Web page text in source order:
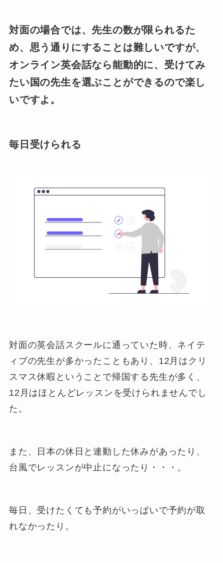
対面の場合では、先生の数が限られるた
め、思う通りにすることは難しいですが、
オンライン英会話なら能動的に、受けてみ
たい国の先生を選ぶことができるので楽し
いですよ。
毎日受けられる
対面の英会話スクールに通っていた時、ネイテ
ィブの先生が多かったこともあり、12月はクリ
スマス休暇ということで帰国する先生が多く、
12月はほとんどレッスンを受けられませんでし
た。
また、日本の休日と連動した休みがあったり、
台風でレッスンが中止になったり・・・。
毎日、受けたくても予約がいっぱいで予約が取
れなかったり。